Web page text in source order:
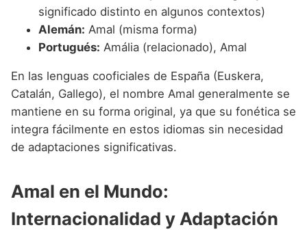
significado distinto en algunos contextos)
Alemán: Amal (misma forma)
Portugués: Amália (relacionado), Amal
En las lenguas cooficiales de España (Euskera,
Catalán, Gallego), el nombre Amal generalmente se
mantiene en su forma original, ya que su fonética se
integra fácilmente en estos idiomas sin necesidad
de adaptaciones significativas.
Amal en el Mundo:
Internacionalidad y Adaptación